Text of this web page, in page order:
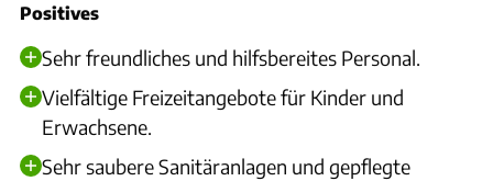
Positives
Sehr freundliches und hilfsbereites Personal.
Vielfältige Freizeitangebote für Kinder und
Erwachsene.
Sehr saubere Sanitäranlagen und gepflegte